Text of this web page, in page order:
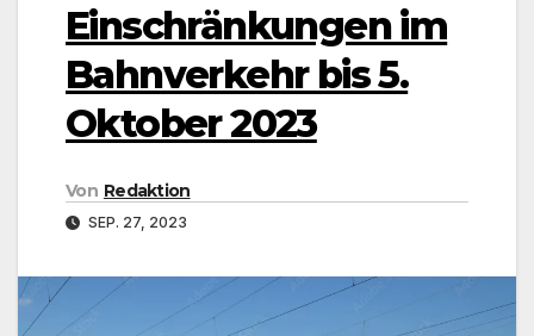
Einschränkungen im
Bahnverkehr bis 5.
Oktober 2023
Von Redaktion
SEP. 27, 2023